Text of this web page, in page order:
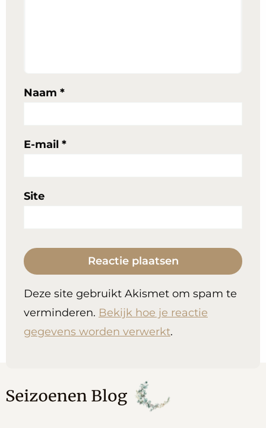
Naam *
E-mail *
Site
Deze site gebruikt Akismet om spam te
verminderen. Bekijk hoe je reactie
gegevens worden verwerkt.